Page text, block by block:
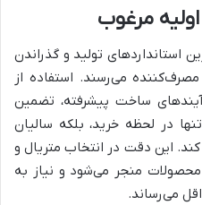
مرغوب
تولید و گذراندن
می‌رسند. استفاده از
ساخت پیشرفته، تضمین
در لحظه خرید، بلکه سالیان
این دقت در انتخاب متریال و
محصولات منجر می‌شود و نیاز به
می‌رساند.